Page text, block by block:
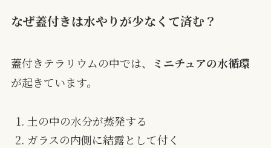
なぜ蓋付きは水やりが少なくて済む？
蓋付きテラリウムの中では、
ミニチュアの水循環
が起きています。
土の中の水分が蒸発する
ガラスの内側に結露として付く